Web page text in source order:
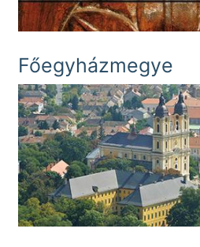
Főegyházmegye